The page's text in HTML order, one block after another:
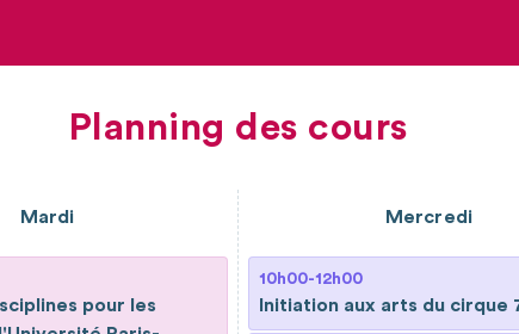
Planning des cours
Mardi
pour les
Mercredi
10h00-12h00
Initiation aux arts du cirque